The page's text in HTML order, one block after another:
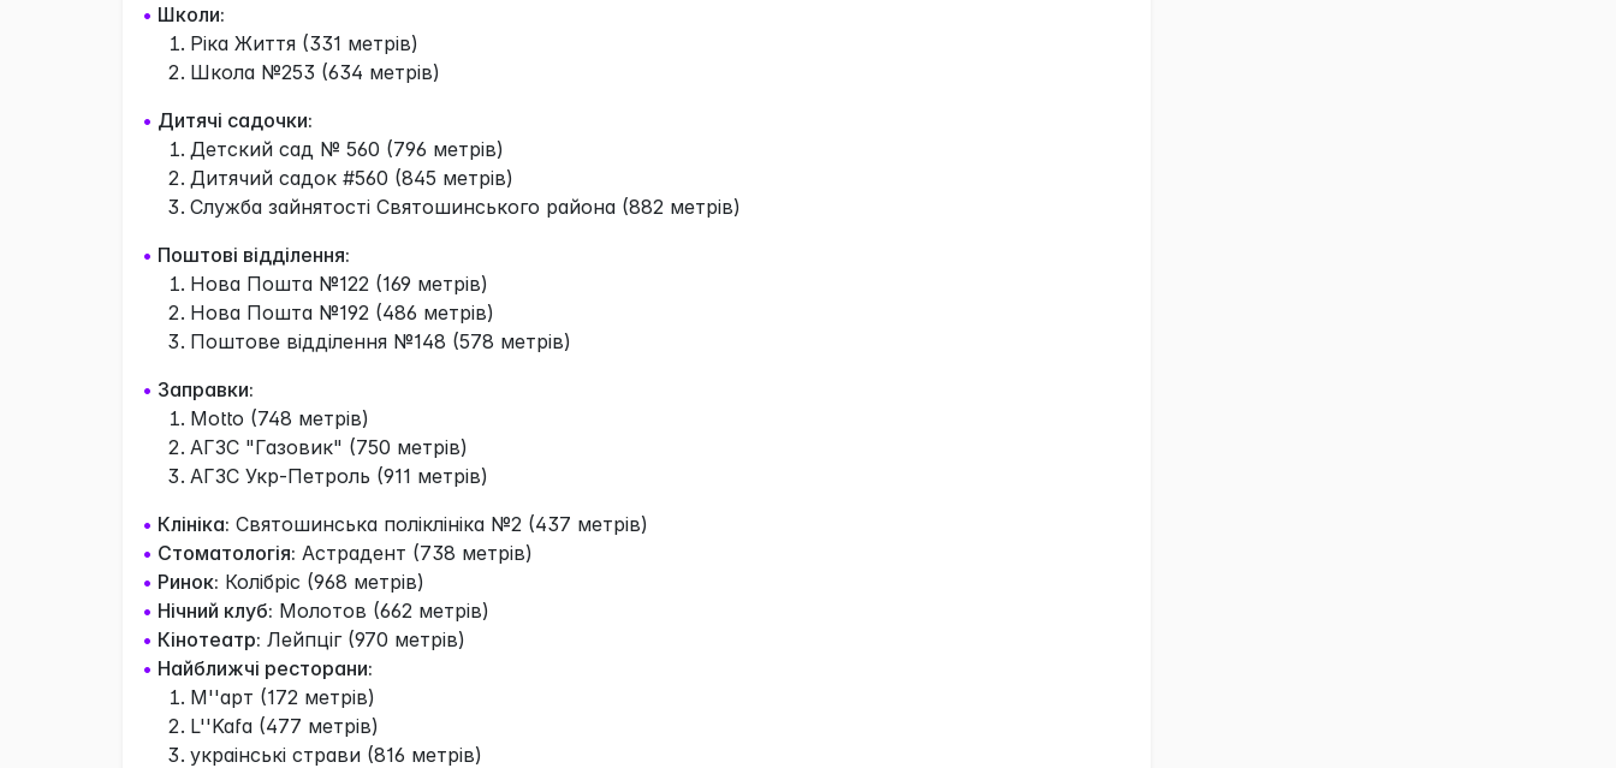
• Школи:
Ріка Життя (331 метрів)
Школа №253 (634 метрів)
• Дитячі садочки:
Детский сад № 560 (796 метрів)
Дитячий садок #560 (845 метрів)
Служба зайнятості Святошинського района (882 метрів)
• Поштові відділення:
Нова Пошта №122 (169 метрів)
Нова Пошта №192 (486 метрів)
Поштове відділення №148 (578 метрів)
• Заправки:
Motto (748 метрів)
АГЗС "Газовик" (750 метрів)
АГЗС Укр-Петроль (911 метрів)
• Клініка: Святошинська поліклініка №2 (437 метрів)
• Стоматологія: Астрадент (738 метрів)
• Ринок: Колібріс (968 метрів)
• Нічний клуб: Молотов (662 метрів)
• Кінотеатр: Лейпціг (970 метрів)
• Найближчі ресторани:
М''арт (172 метрів)
L''Kafa (477 метрів)
украінські страви (816 метрів)